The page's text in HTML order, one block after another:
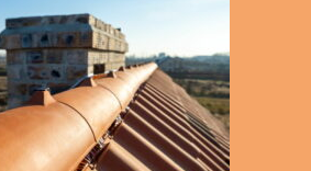
Bönningstedt